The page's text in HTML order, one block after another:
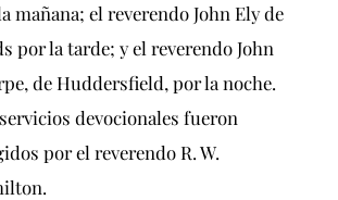
mañana; el reverendo John Ely de
por la tarde; y el reverendo John
de Huddersfield, por la noche.
devocionales fueron
por el reverendo R. W.